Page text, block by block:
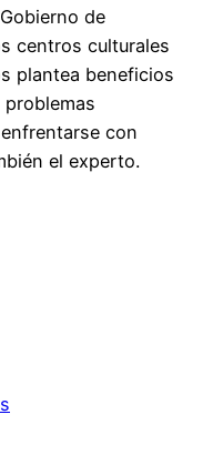
de
centros culturales
plantea beneficios
con
el experto.